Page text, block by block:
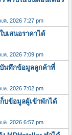
ค. 2026 7:27 pm
บเสนอราคาได้
ค. 2026 7:09 pm
นทึกข้อมูลลูกค้าที่
ค. 2026 7:02 pm
บข้อมูลผู้เข้าพักได้
ค. 2026 6:57 pm